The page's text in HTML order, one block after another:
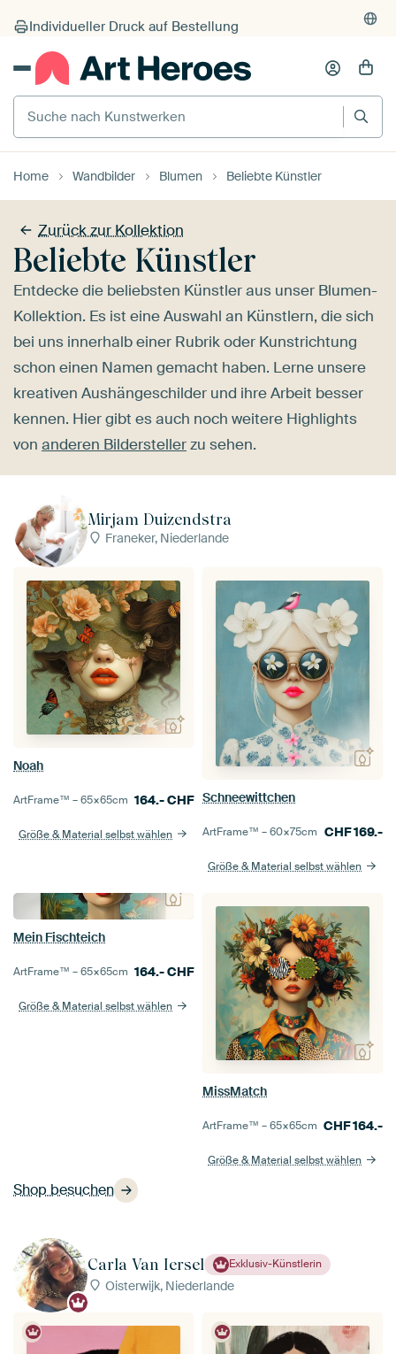
Individueller Druck auf Bestellung
Suche nach Kunstwerken
Home Wandbilder Blumen Beliebte Künstler
Zurück zur Kollektion
Beliebte Künstler
Entdecke die beliebsten Künstler aus unser Blumen-
Kollektion. Es ist eine Auswahl an Künstlern, die sich
bei uns innerhalb einer Rubrik oder Kunstrichtung
schon einen Namen gemacht haben. Lerne unsere
kreativen Aushängeschilder und ihre Arbeit besser
kennen. Hier gibt es auch noch weitere Highlights
von anderen Bilderstellerzu sehen.
Mirjam Duizendstra
Franeker, Niederlande
Shop besuchen
Noah
ArtFrame™ –65×65cm 164.-CHF
Größe & Material selbst wählen
Schneewittchen
ArtFrame™ –60×75cm CHF169.-
Größe & Material selbst wählen
Mein Fischteich
ArtFrame™ –65×65cm 164.-CHF
Größe & Material selbst wählen
MissMatch
ArtFrame™ –65×65cm CHF164.-
Größe & Material selbst wählen
Carla Van Iersel Exklusiv-Künstlerin
Oisterwijk, Niederlande